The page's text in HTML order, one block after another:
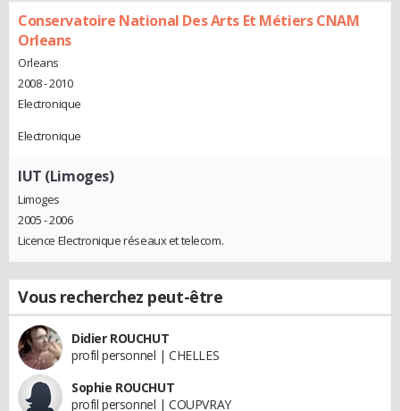
Conservatoire National Des Arts Et Métiers CNAM
Orleans
Orleans
2008 - 2010
Electronique
Electronique
IUT (Limoges)
Limoges
2005 - 2006
Licence Electronique réseaux et telecom.
Vous recherchez peut-être
Didier ROUCHUT
profil personnel | CHELLES
Sophie ROUCHUT
profil personnel | COUPVRAY